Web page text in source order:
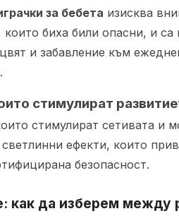
за бебета изисква
които биха били опасни, и
и забавление към
стимулират
стимулират сетивата и
ефекти, които
безопасност.
как да изберем между